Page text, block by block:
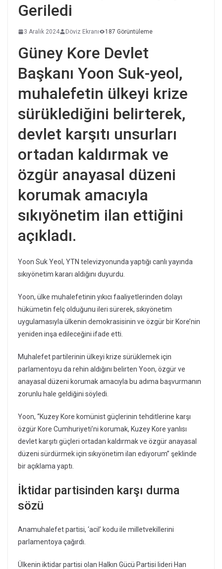
Geriledi
3 Aralık 2024 Döviz Ekranı 187 Görüntüleme
Güney Kore Devlet
Başkanı Yoon Suk-yeol,
muhalefetin ülkeyi krize
sürüklediğini belirterek,
devlet karşıtı unsurları
ortadan kaldırmak ve
özgür anayasal düzeni
korumak amacıyla
sıkıyönetim ilan ettiğini
açıkladı.
Yoon Suk Yeol, YTN televizyonunda yaptığı canlı yayında
sıkıyönetim kararı aldığını duyurdu.
Yoon, ülke muhalefetinin yıkıcı faaliyetlerinden dolayı
hükümetin felç olduğunu ileri sürerek, sıkıyönetim
uygulamasıyla ülkenin demokrasisinin ve özgür bir Kore’nin
yeniden inşa edileceğini ifade etti.
Muhalefet partilerinin ülkeyi krize sürüklemek için
parlamentoyu da rehin aldığını belirten Yoon, özgür ve
anayasal düzeni korumak amacıyla bu adıma başvurmanın
zorunlu hale geldiğini söyledi.
Yoon, “Kuzey Kore komünist güçlerinin tehditlerine karşı
özgür Kore Cumhuriyeti’ni korumak, Kuzey Kore yanlısı
devlet karşıtı güçleri ortadan kaldırmak ve özgür anayasal
düzeni sürdürmek için sıkıyönetim ilan ediyorum” şeklinde
bir açıklama yaptı.
İktidar partisinden karşı durma
sözü
Anamuhalefet partisi, ‘acil’ kodu ile milletvekillerini
parlamentoya çağırdı.
Ülkenin iktidar partisi olan Halkın Gücü Partisi lideri Han